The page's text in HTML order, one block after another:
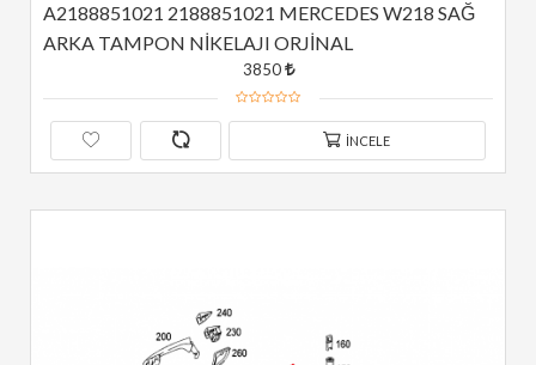
A2188851021 2188851021 MERCEDES W218 SAĞ
ARKA TAMPON NİKELAJI ORJİNAL
3850
İNCELE